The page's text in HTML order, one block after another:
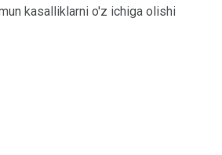
kasalliklarni o'z ichiga olishi